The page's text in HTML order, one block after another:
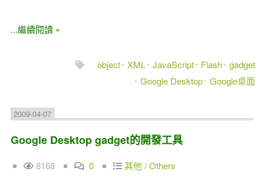
...繼續閱讀 »
object XML JavaScript Flash gadget
Google Desktop Google桌面
2009-04-07
Google Desktop gadget的開發工具
8168 0 其他 / Others